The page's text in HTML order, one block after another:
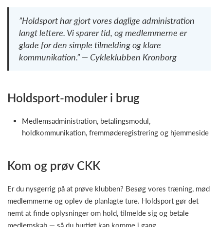
”Holdsport har gjort vores daglige administration
langt lettere. Vi sparer tid, og medlemmerne er
glade for den simple tilmelding og klare
kommunikation.” — Cykleklubben Kronborg
Holdsport-moduler i brug
Medlemsadministration, betalingsmodul,
holdkommunikation, fremmøderegistrering og hjemmeside
Kom og prøv CKK
Er du nysgerrig på at prøve klubben? Besøg vores træning, mød
medlemmerne og oplev de planlagte ture. Holdsport gør det
nemt at finde oplysninger om hold, tilmelde sig og betale
medlemskab — så du hurtigt kan komme i gang.